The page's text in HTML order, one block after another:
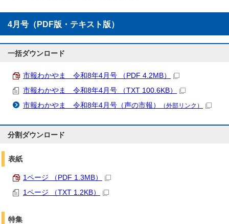
4月号（PDF版・テキスト版）
一括ダウンロード
市報わかやま 令和8年4月号 （PDF 4.2MB）
市報わかやま 令和8年4月号 （TXT 100.6KB）
市報わかやま 令和8年4月号（声の市報）
（外部リンク）
分割ダウンロード
表紙
1ページ （PDF 1.3MB）
1ページ （TXT 1.2KB）
特集